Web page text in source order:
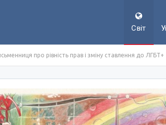
Світ
про рівність прав і зміну ставлення до ЛГБТ+